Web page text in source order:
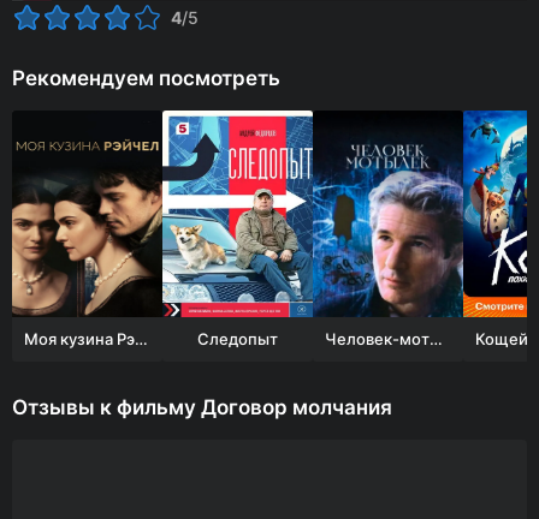
4/5
Рекомендуем посмотреть
Моя кузина Рэйчел Следопыт Человек-мотылек
Отзывы к фильму Договор молчания